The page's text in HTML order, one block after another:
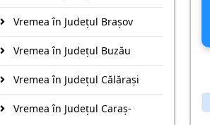
Vremea în Județul Braşov
Vremea în Județul Buzău
Vremea în Județul Călăraşi
Vremea în Județul Caraş-